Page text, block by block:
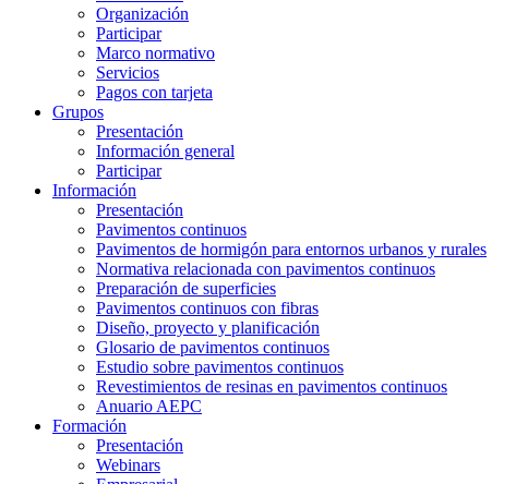
Organización
Participar
Marco normativo
Servicios
Pagos con tarjeta
Grupos
Presentación
Información general
Participar
Información
Presentación
Pavimentos continuos
Pavimentos de hormigón para entornos urbanos y rurales
Normativa relacionada con pavimentos continuos
Preparación de superficies
Pavimentos continuos con fibras
Diseño, proyecto y planificación
Glosario de pavimentos continuos
Estudio sobre pavimentos continuos
Revestimientos de resinas en pavimentos continuos
Anuario AEPC
Formación
Presentación
Webinars